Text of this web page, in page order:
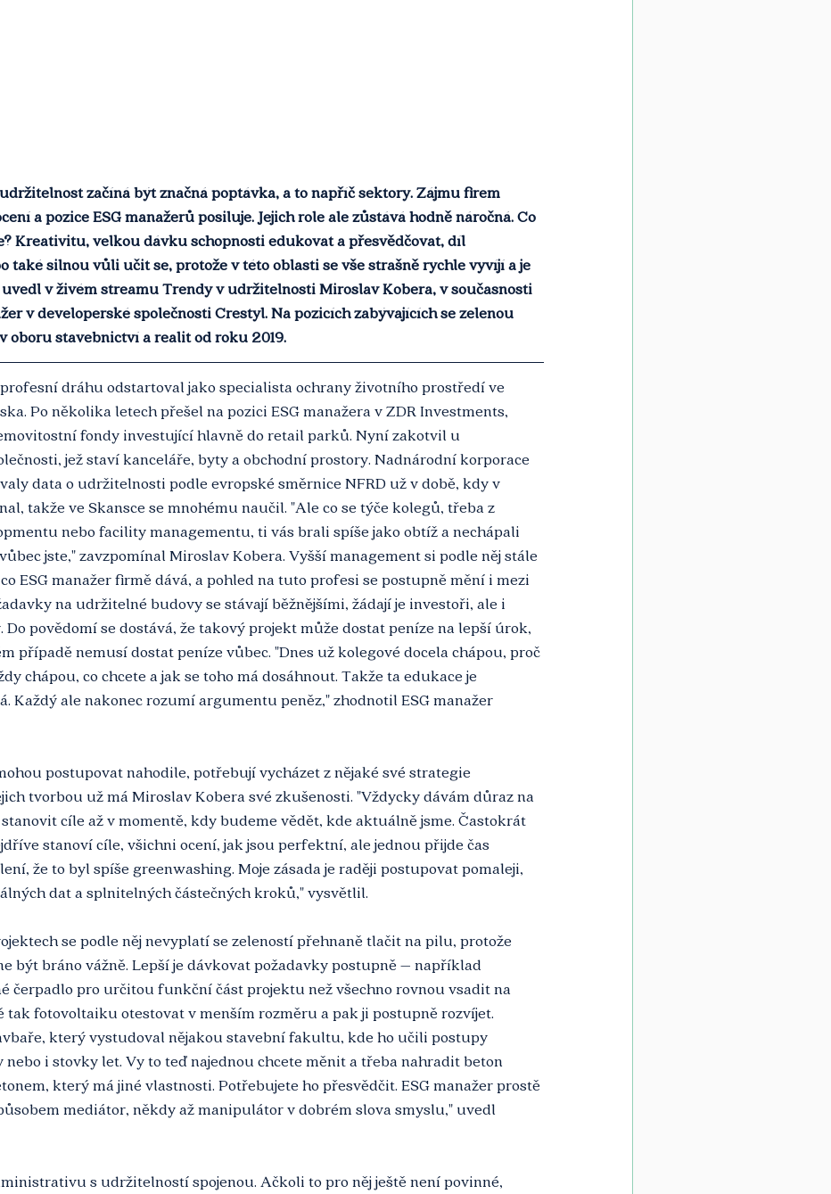
začíná být značná poptávka, a to napříč sektory. Zájmu firem
a pozice ESG manažerů posiluje. Jejich role ale zůstává hodně náročná. Co
Kreativitu, velkou dávku schopnosti edukovat a přesvědčovat, díl
také silnou vůli učit se, protože v této oblasti se vše strašně rychle vyvíjí a je
v živém streamu Trendy v udržitelnosti Miroslav Kobera, v současnosti
v developerské společnosti Crestyl. Na pozicích zabývajících se zelenou
oboru stavebnictví a realit od roku 2019.
dráhu odstartoval jako specialista ochrany životního prostředí ve
Po několika letech přešel na pozici ESG manažera v ZDR Investments,
fondy investující hlavně do retail parků. Nyní zakotvil u
jež staví kanceláře, byty a obchodní prostory. Nadnárodní korporace
data o udržitelnosti podle evropské směrnice NFRD už v době, kdy v
takže ve Skansce se mnohému naučil. "Ale co se týče kolegů, třeba z
nebo facility managementu, ti vás brali spíše jako obtíž a nechápali
jste," zavzpomínal Miroslav Kobera. Vyšší management si podle něj stále
ESG manažer firmě dává, a pohled na tuto profesi se postupně mění i mezi
na udržitelné budovy se stávají běžnějšími, žádají je investoři, ale i
povědomí se dostává, že takový projekt může dostat peníze na lepší úrok,
případě nemusí dostat peníze vůbec. "Dnes už kolegové docela chápou, proč
chápou, co chcete a jak se toho má dosáhnout. Takže ta edukace je
Každý ale nakonec rozumí argumentu peněz," zhodnotil ESG manažer
postupovat nahodile, potřebují vycházet z nějaké své strategie
tvorbou už má Miroslav Kobera své zkušenosti. "Vždycky dávám důraz na
cíle až v momentě, kdy budeme vědět, kde aktuálně jsme. Častokrát
stanoví cíle, všichni ocení, jak jsou perfektní, ale jednou přijde čas
že to byl spíše greenwashing. Moje zásada je raději postupovat pomaleji,
dat a splnitelných částečných kroků," vysvětlil.
se podle něj nevyplatí se zeleností přehnaně tlačit na pilu, protože
být bráno vážně. Lepší je dávkovat požadavky postupně – například
čerpadlo pro určitou funkční část projektu než všechno rovnou vsadit na
tak fotovoltaiku otestovat v menším rozměru a pak ji postupně rozvíjet.
který vystudoval nějakou stavební fakultu, kde ho učili postupy
nebo i stovky let. Vy to teď najednou chcete měnit a třeba nahradit beton
který má jiné vlastnosti. Potřebujete ho přesvědčit. ESG manažer prostě
mediátor, někdy až manipulátor v dobrém slova smyslu," uvedl
s udržitelností spojenou. Ačkoli to pro něj ještě není povinné,